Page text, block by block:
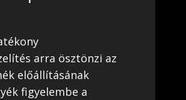
arra ösztönzi az
előállításának
figyelembe a